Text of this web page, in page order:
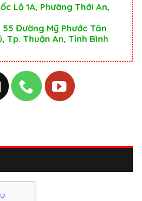
Lộ 1A, Phường Thới An,
55 Đường Mỹ Phước Tân
Tp. Thuận An, Tỉnh Bình